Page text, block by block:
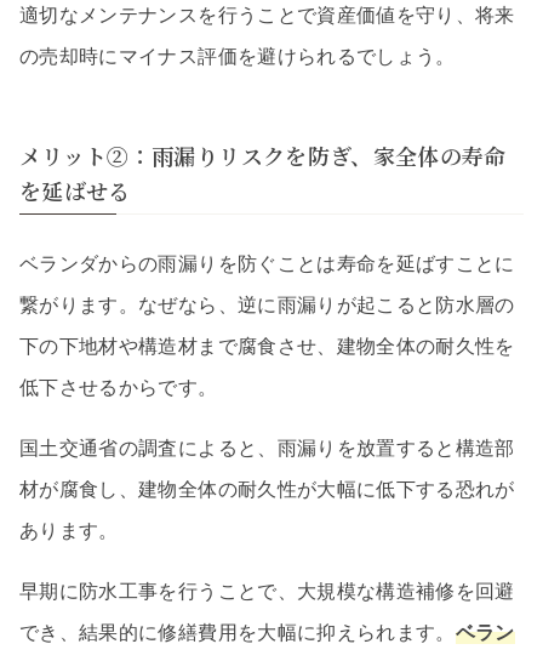
適切なメンテナンスを行うことで資産価値を守り、将来
の売却時にマイナス評価を避けられるでしょう。
メリット②：雨漏りリスクを防ぎ、家全体の寿命
を延ばせる
ベランダからの雨漏りを防ぐことは寿命を延ばすことに
繋がります。なぜなら、逆に雨漏りが起こると防水層の
下の下地材や構造材まで腐食させ、建物全体の耐久性を
低下させるからです。
国土交通省の調査によると、雨漏りを放置すると構造部
材が腐食し、建物全体の耐久性が大幅に低下する恐れが
あります。
早期に防水工事を行うことで、大規模な構造補修を回避
でき、結果的に修繕費用を大幅に抑えられます。 ベラン